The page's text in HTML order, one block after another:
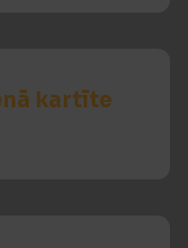
kartīte